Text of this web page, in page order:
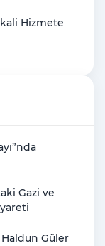
Hizmete
Gazi ve
Güler